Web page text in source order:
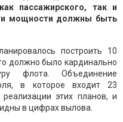
пассажирского, так и
мощности должны быть
построить 10
должно было кардинально
флота. Объединение
в которое входит 23
этих планов, и
в цифрах вылова.